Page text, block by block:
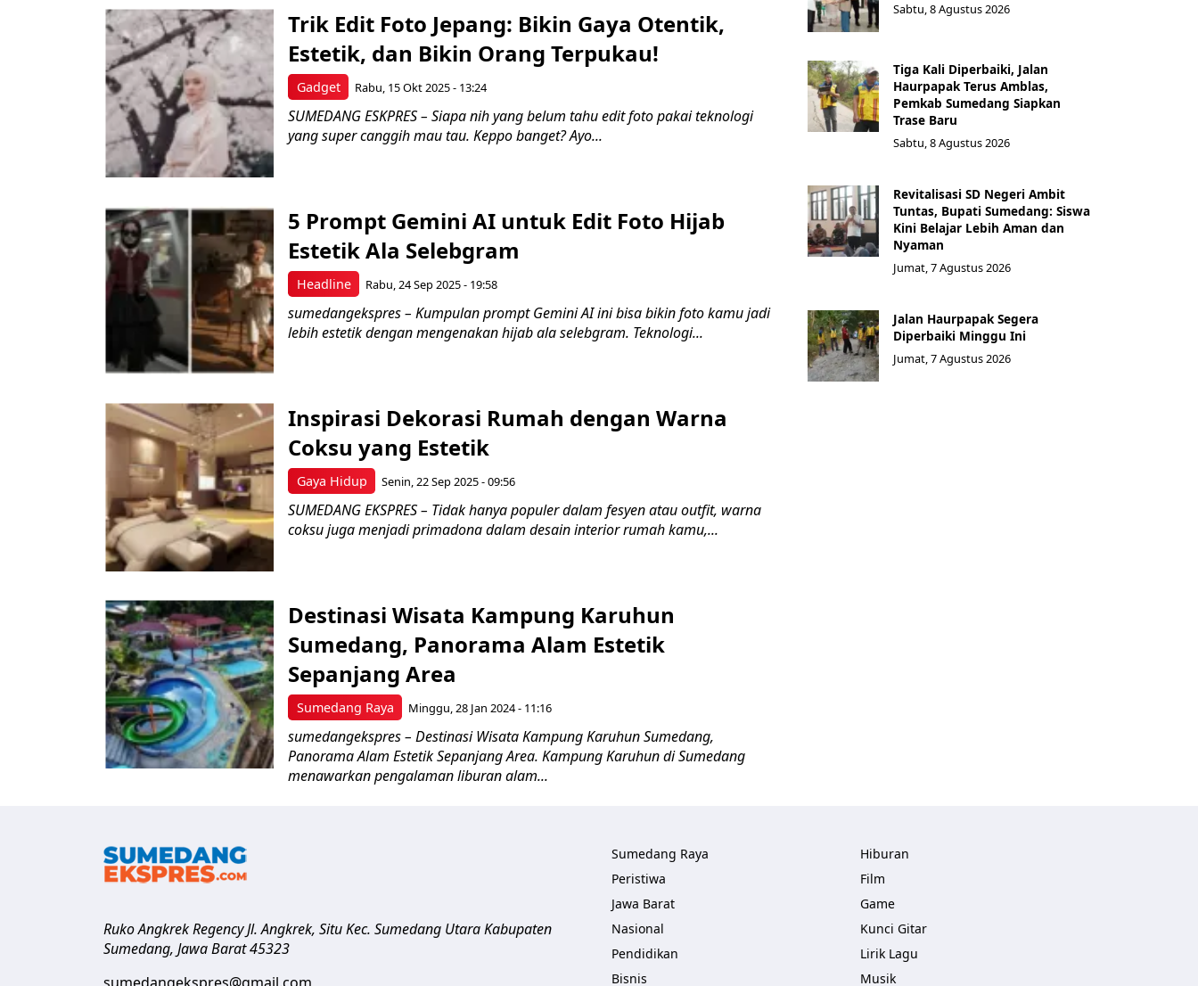
Gadget
Trik Edit Foto Jepang: Bikin Gaya Otentik,
Estetik, dan Bikin Orang Terpukau!
Rabu, 15 Okt 2025 - 13:24
SUMEDANG ESKPRES – Siapa nih yang belum tahu edit foto pakai teknologi
yang super canggih mau tau. Keppo banget? Ayo...
Headline
5 Prompt Gemini AI untuk Edit Foto Hijab
Estetik Ala Selebgram
Rabu, 24 Sep 2025 - 19:58
sumedangekspres – Kumpulan prompt Gemini AI ini bisa bikin foto kamu jadi
lebih estetik dengan mengenakan hijab ala selebgram. Teknologi...
Gaya Hidup
Inspirasi Dekorasi Rumah dengan Warna
Coksu yang Estetik
Senin, 22 Sep 2025 - 09:56
SUMEDANG EKSPRES – Tidak hanya populer dalam fesyen atau outfit, warna
coksu juga menjadi primadona dalam desain interior rumah kamu,...
Sumedang Raya
Destinasi Wisata Kampung Karuhun
Sumedang, Panorama Alam Estetik
Sepanjang Area
Minggu, 28 Jan 2024 - 11:16
sumedangekspres – Destinasi Wisata Kampung Karuhun Sumedang,
Panorama Alam Estetik Sepanjang Area. Kampung Karuhun di Sumedang
menawarkan pengalaman liburan alam...
Sabtu, 8 Agustus 2026
Tiga Kali Diperbaiki, Jalan
Haurpapak Terus Amblas,
Pemkab Sumedang Siapkan
Trase Baru
Sabtu, 8 Agustus 2026
Revitalisasi SD Negeri Ambit
Tuntas, Bupati Sumedang: Siswa
Kini Belajar Lebih Aman dan
Nyaman
Jumat, 7 Agustus 2026
Jalan Haurpapak Segera
Diperbaiki Minggu Ini
Jumat, 7 Agustus 2026
Ruko Angkrek Regency Jl. Angkrek, Situ Kec. Sumedang UtaraKabupaten
Sumedang, Jawa Barat45323
sumedangekspres@gmail.com
Sumedang Raya
Peristiwa
Jawa Barat
Nasional
Pendidikan
Bisnis
Hiburan
Film
Game
Kunci Gitar
Lirik Lagu
Musik